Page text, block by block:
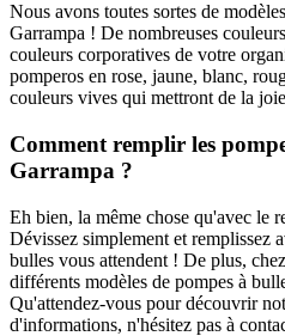
Nous avons toutes sortes de
Garrampa ! De nombreuses
couleurs corporatives de votre
pomperos en rose, jaune, blanc,
couleurs vives qui mettront de la
Comment remplir les
Garrampa ?
Eh bien, la même chose qu'avec le
Dévissez simplement et remplissez
bulles vous attendent ! De plus,
différents modèles de pompes à
Qu'attendez-vous pour découvrir
d'informations, n'hésitez pas à